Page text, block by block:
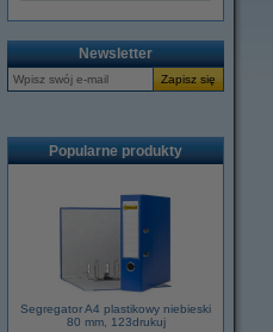
Newsletter
Popularne produkty
Segregator A4 plastikowy niebieski
80 mm, 123drukuj